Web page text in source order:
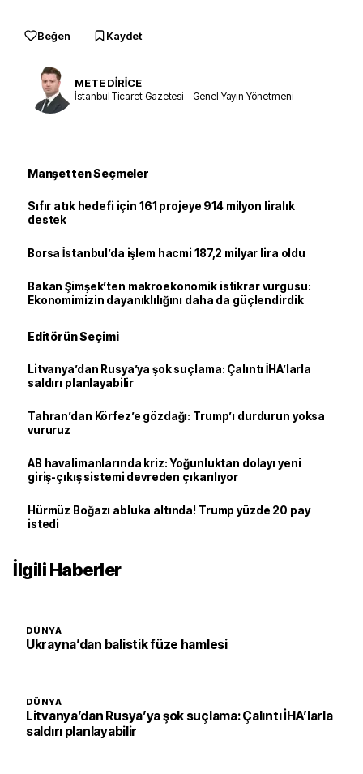
Beğen Kaydet
METE DİRİCE
İstanbul Ticaret Gazetesi – Genel Yayın Yönetmeni
Manşetten Seçmeler
Sıfır atık hedefi için 161 projeye 914 milyon liralık
destek
Borsa İstanbul’da işlem hacmi 187,2 milyar lira oldu
Bakan Şimşek’ten makroekonomik istikrar vurgusu:
Ekonomimizin dayanıklılığını daha da güçlendirdik
Editörün Seçimi
Litvanya’dan Rusya’ya şok suçlama: Çalıntı İHA’larla
saldırı planlayabilir
Tahran’dan Körfez’e gözdağı: Trump’ı durdurun yoksa
vururuz
AB havalimanlarında kriz: Yoğunluktan dolayı yeni
giriş-çıkış sistemi devreden çıkarılıyor
Hürmüz Boğazı abluka altında! Trump yüzde 20 pay
istedi
İlgili Haberler
DÜNYA
Ukrayna’dan balistik füze hamlesi
DÜNYA
Litvanya’dan Rusya’ya şok suçlama: Çalıntı İHA’larla
saldırı planlayabilir